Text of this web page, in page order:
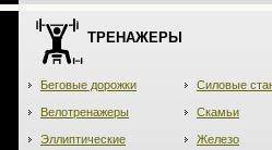
ТРЕНАЖЕРЫ
Беговые дорожки
Велотренажеры
Эллиптические
Силовые
Скамьи
Железо